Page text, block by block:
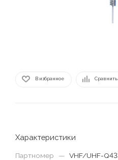
В избранное Сравнить
Характеристики
Партномер — VHF/UHF-